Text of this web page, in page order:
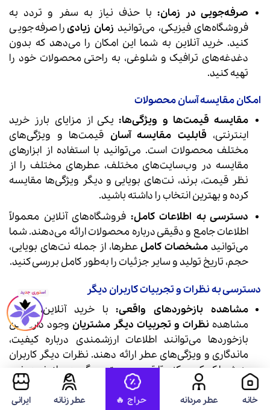
صرفه‌جویی در زمان: با حذف نیاز به سفر و تردد به
فروشگاه‌های فیزیکی، می‌توانید زمان زیادیرا صرفه‌جویی
کنید. خرید آنلاین به شما این امکان را می‌دهد که بدون
دغدغه‌های ترافیک و شلوغی، به راحتی محصولات خود را
تهیه کنید.
امکان مقایسه آسان محصولات
مقایسه قیمت‌ها و ویژگی‌ها:یکی از مزایای بارز خرید
اینترنتی، قابلیت مقایسه آسان قیمت‌ها و ویژگی‌های
مختلف محصولات است. می‌توانید با استفاده از ابزارهای
مقایسه در وب‌سایت‌های مختلف، عطرهای مختلف را از
نظر قیمت، برند، نت‌های بویایی و دیگر ویژگی‌ها مقایسه
کرده و بهترین انتخاب را داشته باشید.
دسترسی به اطلاعات کامل: فروشگاه‌های آنلاین معمولاً
اطلاعات جامع و دقیقی درباره محصولات ارائه می‌دهند. شما
می‌توانید مشخصات کاملعطرها، از جمله نت‌های بویایی،
حجم، تاریخ تولید و سایر جزئیات را به‌طور کامل بررسی کنید.
دسترسی به نظرات و تجربیات کاربران دیگر
مشاهده بازخوردهای واقعی:با خرید آنلاین، امکان
مشاهده نظرات و تجربیات دیگر مشتریان وجود دارد. این
بازخوردها می‌توانند اطلاعات ارزشمندی درباره کیفیت،
ماندگاری و ویژگی‌های عطر ارائه دهند. نظرات دیگر کاربران
به شما کمک می‌کند تا تصمیم بهتری بگیرید و از خرید خود
اطمینان حاصل کنید.
راهنمایی‌های اضافی:
نظرات کاربران می‌توانند شامل نکات خانه عطر مردانه عطر زنانه ایرانی